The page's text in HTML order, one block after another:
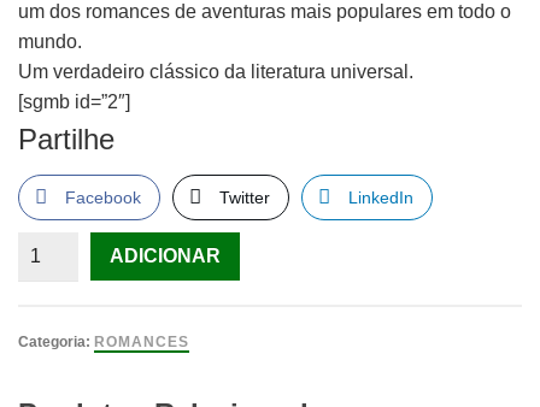
um dos romances de aventuras mais populares em todo o
mundo.
Um verdadeiro clássico da literatura universal.
[sgmb id=”2″]
Partilhe
Facebook Twitter LinkedIn
Quantidade
Aventuras
ADICIONAR
Categoria: ROMANCES